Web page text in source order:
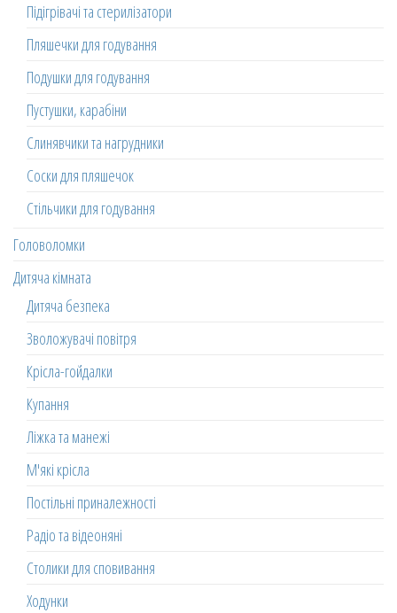
Підігрівачі та стерилізатори
Пляшечки для годування
Подушки для годування
Пустушки, карабіни
Слинявчики та нагрудники
Соски для пляшечок
Стільчики для годування
Головоломки
Дитяча кімната
Дитяча безпека
Зволожувачі повітря
Крісла-гойдалки
Купання
Ліжка та манежі
М'які крісла
Постільні приналежності
Радіо та відеоняні
Столики для сповивання
Ходунки